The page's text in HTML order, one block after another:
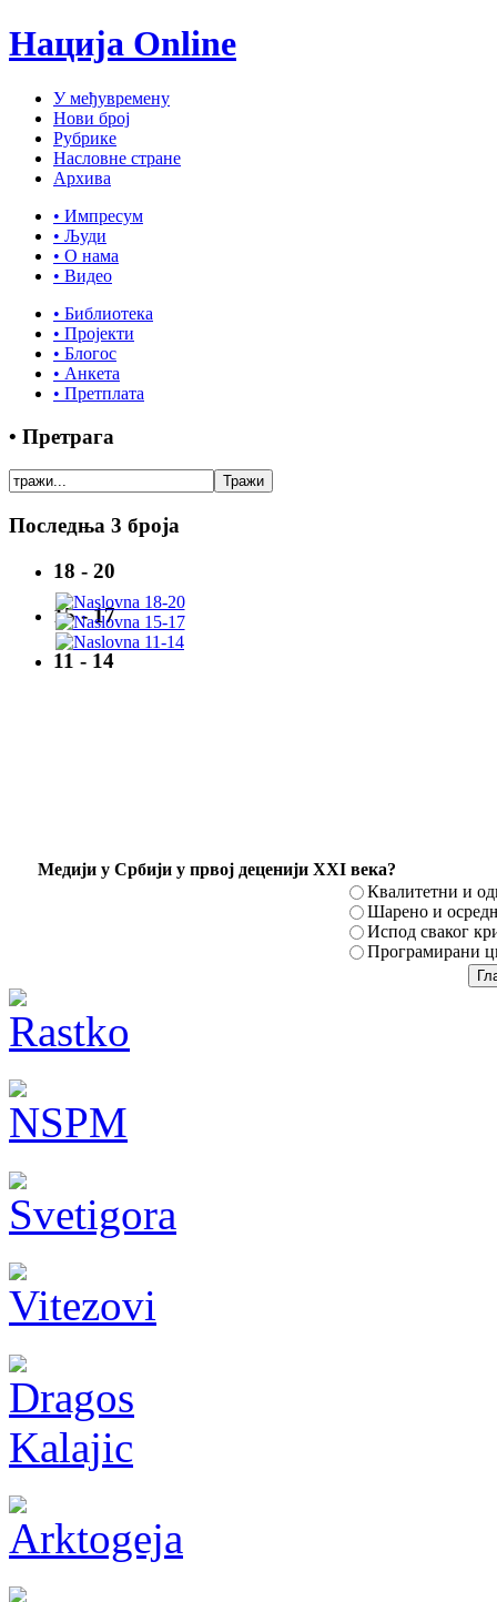
Нација Online
У међувремену
Нови број
Рубрике
Насловне стране
Архива
• Импресум
• Људи
• О нама
• Видео
• Библиотека
• Пројекти
• Блогос
• Анкета
• Претплата
• Претрага
Последња 3 броја
18 - 20
15 - 17
11 - 14
Mедији у Србији у првој деценији XXI века?
Квалитетни и
Шарено и
Испод сваког
Програмирани